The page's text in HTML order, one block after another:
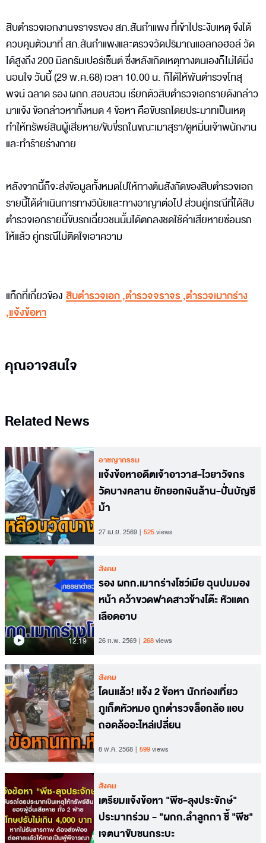
สิบตำรวจเอกงานจราจรของ สภ.สันกำแพง ที่เข้าไประงับเหตุ จึงได้
ควบคุมตัวมาที่ สภ.สันกำแพงและตรวจวัดปริมาณแอลกอฮอล์ วัด
ได้สูงถึง 200 มิลกรัมเปอร์เซ็นต์ ซึ่งหลังเกิดเหตุทางตนเองก็ไม่ได้นิ่ง
นอนใจ วันนี้ (29 พ.ค.68) เวลา 10.00 น. ก็ได้ให้พันตำรวจโทสุ
พจน์ ฉลาด รอง ผกก.สอบสวน เรียกตัวสิบตำรวจเอกรายดังกล่าว
มาแจ้ง ข้อกล่าวหาทั้งหมด 4 ข้อหา คือขับรถโดยประมาทเป็นเหตุ
ทำให้ทรัพย์สินผู้เสียหาย/ขับขี่รถในขณะเมาสุรา/ดูหมิ่นเจ้าพนักงาน
และทำร้ายร่างกาย
หลังจากนี้ก็จะส่งข้อมูลทั้งหมดไปให้ทางต้นสังกัดของสิบตำรวจเอก
รายนี้ได้ดำเนินการทางวินัยและทางอาญาต่อไป ส่วนคู่กรณีที่ได้สิบ
ตำรวจเอกรายนี้ขับรถเฉี่ยวชนนั้นได้ตกลงชดใช้ค่าเสียหายซ่อมรถ
ให้แล้ว คู่กรณีไม่ติดใจเอาความ
แท็กที่เกี่ยวข้อง สิบตำรวจเอก,ตำรวจจราจร,ตำรวจเมากร่าง
,แจ้งข้อหา
คุณอาจสนใจ
Related News
อาชญากรรม
แจ้งข้อหาอดีตเจ้าอาวาส-ไวยาวัจกร
วัดบางคลาน ยักยอกเงินล้าน-ปั่นบัญชี
ม้า
27 เม.ย. 2569 525views
12.19
สังคม
รอง ผกก.เมากร่างโชว์เมีย ฉุนปมมอง
หน้า คว้าขวดฟาดสาวข้างโต๊ะ หัวแตก
เลือดอาบ
26 ก.พ. 2569 268views
สังคม
โดนแล้ว! แจ้ง 2 ข้อหา นักท่องเที่ยว
ภูเก็ตหัวหมอ ถูกตำรวจล็อกล้อ แอบ
ถอดล้ออะไหล่เปลี่ยน
8 พ.ค. 2568 599views
สังคม
เตรียมแจ้งข้อหา "พีช-ลุงประจักษ์"
ประมาทร่วม - "ผกก.ลำลูกกา ชี้ "พีช"
เจตนาขับชนกระบะ